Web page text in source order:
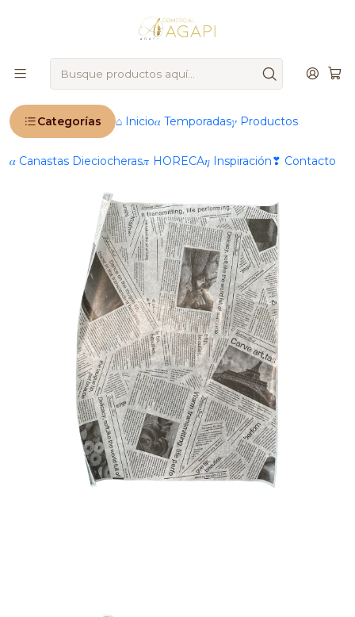
Categorías ⌂ Inicio𝛼 Temporadas𝛾 Productos
𝛼 Canastas Dieciocheras𝜋 HORECA𝜂 Inspiración❣ Contacto
IMPORTANTE: Ahora operamos 100 % online 🚨
Inicio Productos 📆 Temporadas
Fiestas Patrias 🇨🇱
Papel Antigrasa 28x38 cm 100 unidades Papel de
Diario